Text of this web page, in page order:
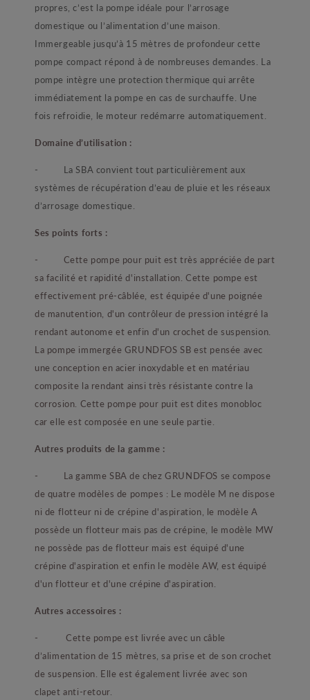
propres, c’est la pompe idéale pour l’arrosage
domestique ou l’alimentation d’une maison.
Immergeable jusqu’à 15 mètres de profondeur cette
pompe compact répond à de nombreuses demandes. La
pompe intègre une protection thermique qui arrête
immédiatement la pompe en cas de surchauffe. Une
fois refroidie, le moteur redémarre automatiquement.
Domaine d’utilisation :
- La SBA convient tout particulièrement aux
systèmes de récupération d’eau de pluie et les réseaux
d’arrosage domestique.
Ses points forts :
- Cette pompe pour puit est très appréciée de part
sa facilité et rapidité d'installation. Cette pompe est
effectivement pré-câblée, est équipée d'une poignée
de manutention, d'un contrôleur de pression intégré la
rendant autonome et enfin d'un crochet de suspension.
La pompe immergée GRUNDFOS SB est pensée avec
une conception en acier inoxydable et en matériau
composite la rendant ainsi très résistante contre la
corrosion. Cette pompe pour puit est dites monobloc
car elle est composée en une seule partie.
Autres produits de la gamme :
- La gamme SBA de chez GRUNDFOS se compose
de quatre modèles de pompes : Le modèle M ne dispose
ni de flotteur ni de crépine d'aspiration, le modèle A
possède un flotteur mais pas de crépine, le modèle MW
ne possède pas de flotteur mais est équipé d'une
crépine d'aspiration et enfin le modèle AW, est équipé
d'un flotteur et d'une crépine d'aspiration.
Autres accessoires :
- Cette pompe est livrée avec un câble
d’alimentation de 15 mètres, sa prise et de son crochet
de suspension. Elle est également livrée avec son
clapet anti-retour.